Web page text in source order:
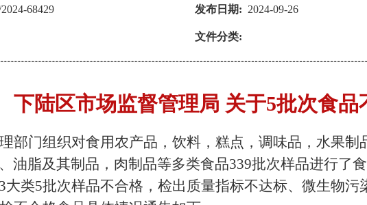
68429 发布日期: 2024-09-26
文件分类:
下陆区市场监督管理局 关于5批次食品
部门组织对食用农产品 ，饮料，糕点，调味品，水果
油脂及其制品，肉制品等多类食品339批次样品进行了
3大类5批次样品不合格，检出质量指标不达标、微生物污